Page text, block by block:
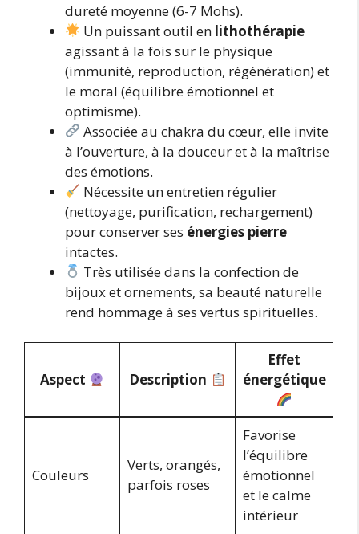
dureté moyenne (6-7 Mohs).
Un puissant outil en lithothérapie
agissant à la fois sur le physique
(immunité, reproduction, régénération) et
le moral (équilibre émotionnel et
optimisme).
Associée au chakra du cœur, elle invite
à l’ouverture, à la douceur et à la maîtrise
des émotions.
Nécessite un entretien régulier
(nettoyage, purification, rechargement)
pour conserver ses énergies pierre
intactes.
Très utilisée dans la confection de
bijoux et ornements, sa beauté naturelle
rend hommage à ses vertus spirituelles.
Aspect Description
Effet
énergétique
Couleurs
Verts, orangés,
parfois roses
Favorise
l’équilibre
émotionnel
et le calme
intérieur